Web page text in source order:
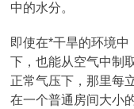
中的水分。
即使在*干旱的环境
下，也能从空气中制
正常气压下，那里每
在一个普通房间大小